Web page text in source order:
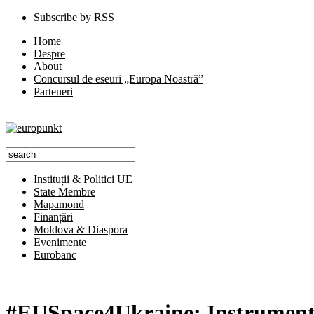
Subscribe by RSS
Home
Despre
About
Concursul de eseuri „Europa Noastră”
Parteneri
Instituții & Politici UE
State Membre
Mapamond
Finanțări
Moldova & Diaspora
Evenimente
Eurobanc